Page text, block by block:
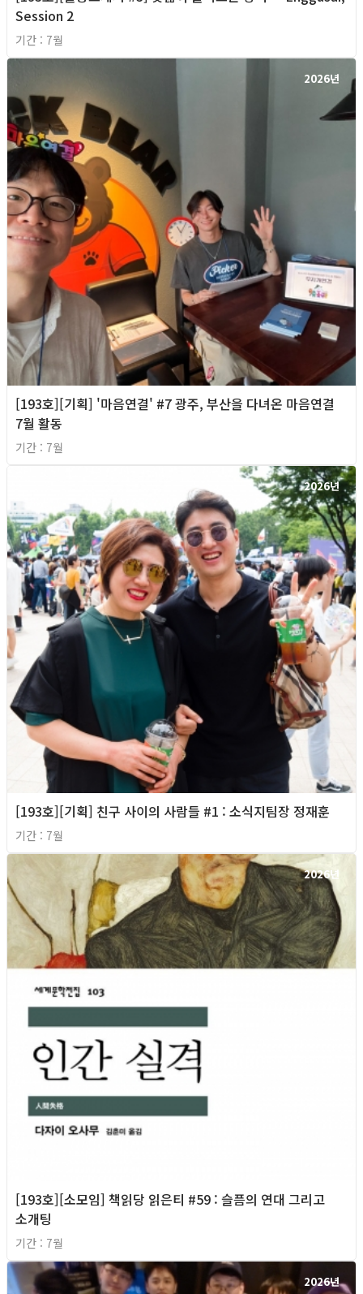
Session 2
기간 : 7월
2026년
[193호][기획] '마음연결' #7 광주, 부산을 다녀온 마음연결
7월 활동
기간 : 7월
2026년
[193호][기획] 친구 사이의 사람들 #1 : 소식지팀장 정재훈
기간 : 7월
2026년
[193호][소모임] 책읽당 읽은티 #59 : 슬픔의 연대 그리고
소개팅
기간 : 7월
2026년